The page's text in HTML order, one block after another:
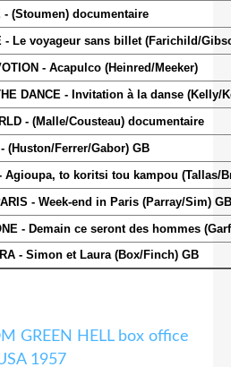
- (Stoumen) documentaire
- Le voyageur sans billet (Farichild/
- Acapulco (Heinred/Meeker)
DANCE - Invitation à la danse (Kelly/
- (Malle/Cousteau) documentaire
(Huston/Ferrer/Gabor) GB
Agioupa, to koritsi tou kampou (Tallas/
- Week-end in Paris (Parray/Sim) GB
- Demain ce seront des hommes
- Simon et Laura (Box/Finch) GB